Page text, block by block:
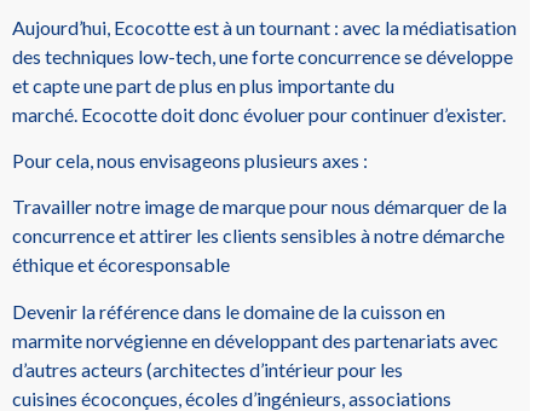
Aujourd’hui, Ecocotteest à un tournant : avec la médiatisation
des techniques low-tech , une forte concurrence se développe
et capte une part de plus en plus importante du
marché. Ecocottedoit donc évoluer pour continuer d’exister.
Pour cela, nous envisageons plusieurs axes :
Travailler notre image de marque pour nous démarquer de la
concurrence et attirer les clients sensibles à notre démarche
éthique et écoresponsable
Devenir la référence dans le domaine de la cuisson en
marmite norvégienne en développant des partenariats avec
d’autres acteurs (architectes d’intérieur pour les
cuisines écoconçues, écoles d’ingénieurs, associations